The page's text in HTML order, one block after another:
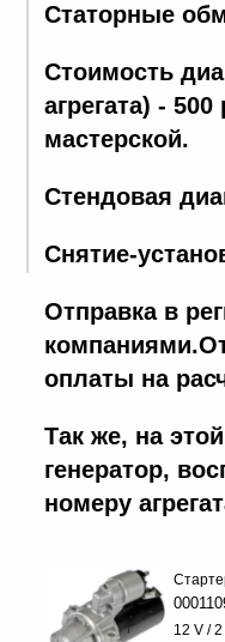
Статорные
Стоимость
агрегата) -
мастерской.
Стендовая
Снятие-
Отправка в
оплаты на
Так же, на
генератор,
номеру
12 V /